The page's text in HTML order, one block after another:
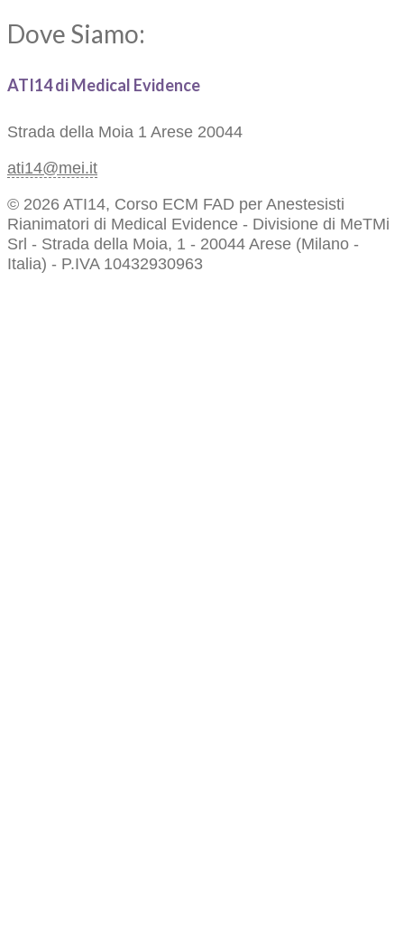
Dove Siamo:
ATI14 di Medical Evidence
Strada della Moia 1 Arese 20044
ati14@mei.it
© 2026 ATI14, Corso ECM FAD per Anestesisti
Rianimatori di Medical Evidence - Divisione di MeTMi
Srl - Strada della Moia, 1 - 20044 Arese (Milano -
Italia) - P.IVA 10432930963